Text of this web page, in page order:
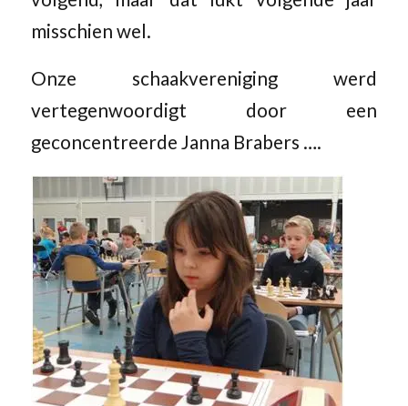
misschien wel.
Onze schaakvereniging werd
vertegenwoordigt door een
geconcentreerde Janna Brabers ….